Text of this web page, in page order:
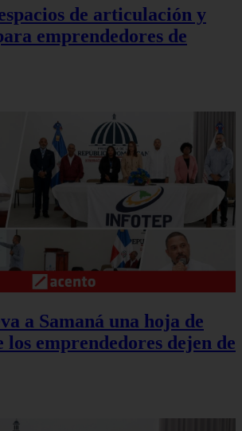
de articulación y
emprendedores de
a Samaná una hoja de
emprendedores dejen de